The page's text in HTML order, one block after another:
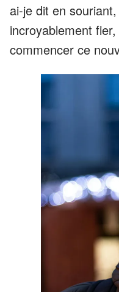
ai-je dit en
incroyablement
commencer ce